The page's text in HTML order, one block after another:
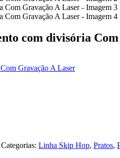
com divisória
Gravação A Laser
Categorias: Linha Skip Hop, Pratos,